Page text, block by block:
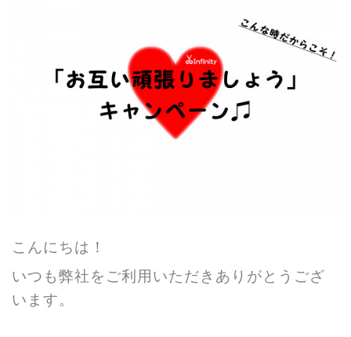
こんにちは！
いつも弊社をご利用いただきありがとうござ
います。